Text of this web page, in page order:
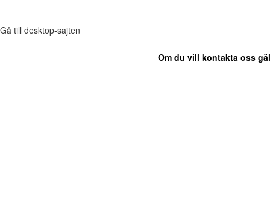
Gå till desktop-sajten
Om du vill kontakta oss